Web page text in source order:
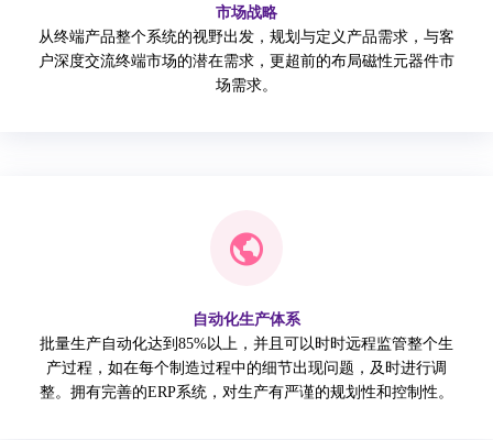
市场战略
从终端产品整个系统的视野出发，规划与定义产品需求，与客
户深度交流终端市场的潜在需求，更超前的布局磁性元器件市
场需求。
自动化生产体系
批量生产自动化达到85%以上，并且可以时时远程监管整个生
产过程，如在每个制造过程中的细节出现问题，及时进行调
整。拥有完善的ERP系统，对生产有严谨的规划性和控制性。